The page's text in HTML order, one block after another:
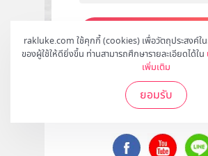
rakluke.com ใช้คุกกี้ (cookies) เพื่อวัตถุประสงค์
ของผู้ใช้ให้ดียิ่งขึ้น ท่านสามารถศึกษารายละเอียดได้ใน
เพิ่มเติม
ยอมรับ
สมัคร
ติดตามเราได้ที่